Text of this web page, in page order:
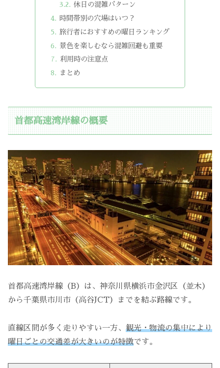
休日の混雑パターン
時間帯別の穴場はいつ？
旅行者におすすめの曜日ランキング
景色を楽しむなら混雑回避も重要
利用時の注意点
まとめ
首都高速湾岸線の概要
首都高速湾岸線（B）は、神奈川県横浜市金沢区（並木）
から千葉県市川市（高谷JCT）までを結ぶ路線です。
直線区間が多く走りやすい一方、 観光・物流の集中により
曜日ごとの交通差が大きいのが特徴です。